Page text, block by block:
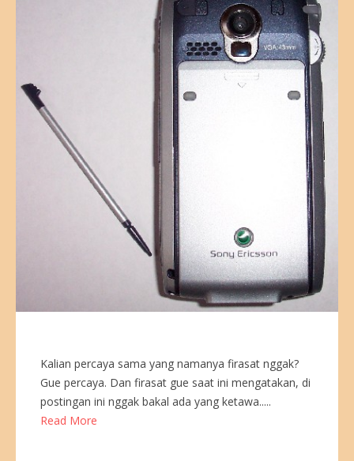
Kalian percaya sama yang namanya firasat nggak?
Gue percaya. Dan firasat gue saat ini mengatakan, di
postingan ini nggak bakal ada yang ketawa.....
Read More